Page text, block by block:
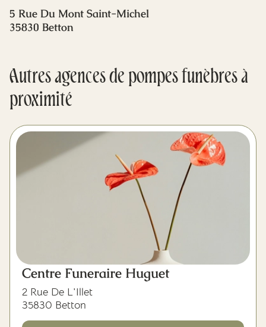
5 Rue Du Mont Saint-Michel
35830 Betton
Autres agences de pompes funèbres à
proximité
Centre Funeraire Huguet
2 Rue De L'Illet
35830 Betton